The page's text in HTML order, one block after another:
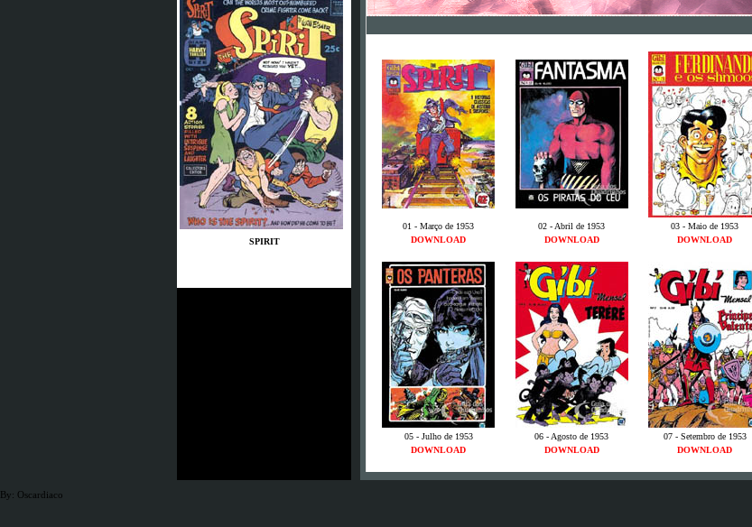
SPIRIT
01 - Março de 1953 02 - Abril de 1953 03 - Maio de 1953
DOWNLOAD
DOWNLOAD DOWNLOAD
05 - Julho de 1953 06 - Agosto de 1953 07 - Setembro de 1953
DOWNLOAD
DOWNLOAD DOWNLOAD
By: Oscardiaco